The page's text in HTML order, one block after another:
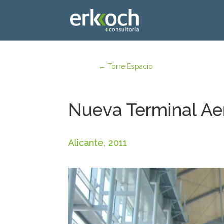
← Torre Espacio
Nueva Terminal
Alicante, 2011